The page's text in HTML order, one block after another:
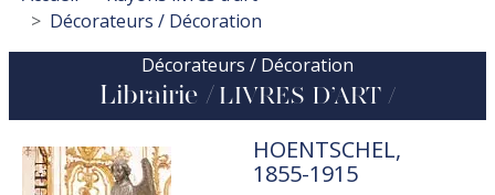
Décorateurs / Décoration
Décorateurs / Décoration
Librairie LIVRES D’ART
TITRE
HOENTSCHEL,
1855-1915